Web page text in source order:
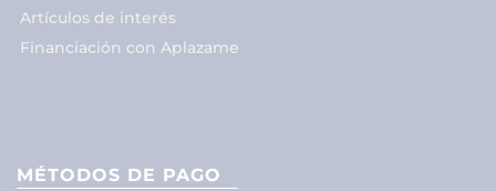
Artículos de interés
Financiación con Aplazame
MÉTODOS DE PAGO